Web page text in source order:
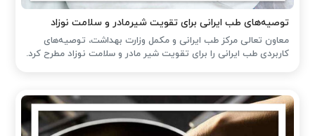
توصیه‌های طب ایرانی برای تقویت شیرمادر و سلامت نوزاد
معاون تعالی مرکز طب ایرانی و مکمل وزارت بهداشت، توصیه‌های
کاربردی طب ایرانی را برای تقویت شیر مادر و سلامت نوزاد مطرح کرد.